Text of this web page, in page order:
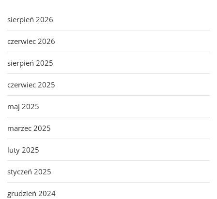
sierpień 2026
czerwiec 2026
sierpień 2025
czerwiec 2025
maj 2025
marzec 2025
luty 2025
styczeń 2025
grudzień 2024